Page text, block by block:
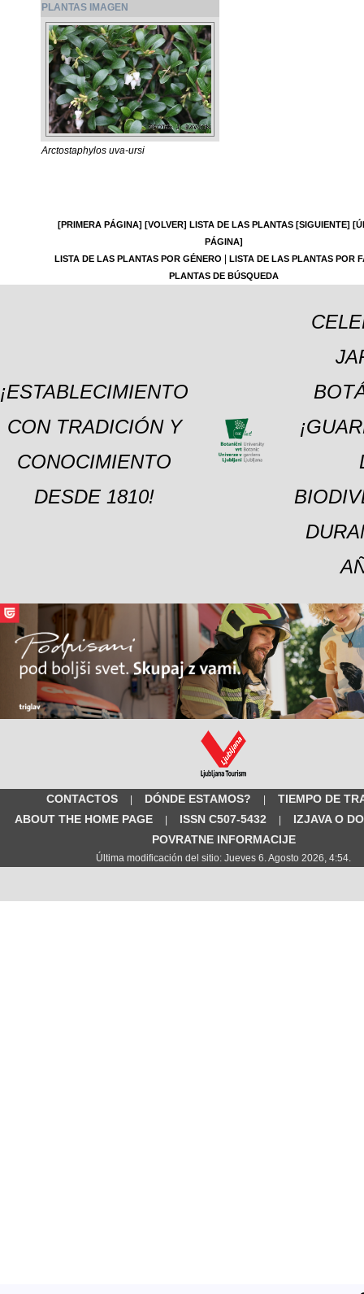
PLANTAS IMAGEN
Arctostaphylos uva-ursi
[PRIMERA PÁGINA] [VOLVER] LISTA DE LAS PLANTAS [SIGUIENTE]
PÁGINA]
LISTA DE LAS PLANTAS POR GÉNERO
LISTA DE LAS PLANTAS POR
PLANTAS DE BÚSQUEDA
¡ESTABLECIMIENTO
CON TRADICIÓN Y
CONOCIMIENTO
DESDE 1810!
CONTACTOS | DÓNDE ESTAMOS? |
TIEMPO DE
ABOUT THE HOME PAGE
| ISSN C507-5432 |
IZJAVA O
POVRATNE INFORMACIJE
Última modificación del sitio: Jueves 6. Agosto 2026, 4:54.